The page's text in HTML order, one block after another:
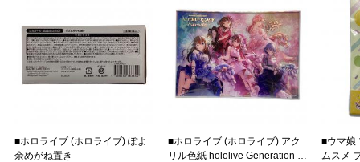
■ホロライブ (ホロライブ) ぽよ
余めがね置き
■ホロライブ (ホロライブ) アク
リル色紙 hololive Generation 0
■ウマ娘
ムスメ